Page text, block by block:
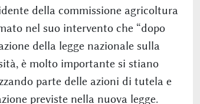
della commissione agricoltura
nel suo intervento che “dopo
della legge nazionale sulla
è molto importante si stiano
parte delle azioni di tutela e
previste nella nuova legge.